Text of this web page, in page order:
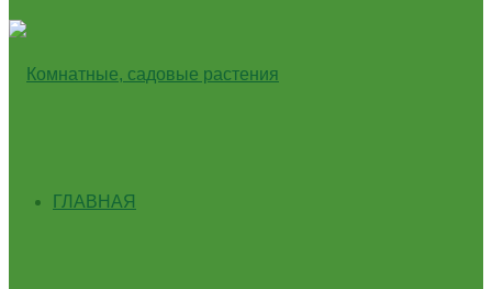
ГЛАВНАЯ